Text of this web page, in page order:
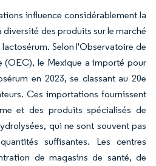
influence considérablement la
des produits sur le marché
Selon l'Observatoire de
(OEC), le Mexique a importé pour
en 2023, se classant au 20e
Ces importations fournissent
et des produits spécialisés de
qui ne sont souvent pas
suffisantes. Les centres
de magasins de santé, de